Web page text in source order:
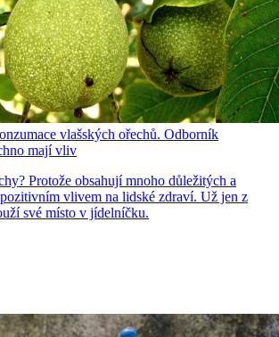
vlašských ořechů. Odborník
mají vliv
Protože obsahují mnoho důležitých a
vlivem na lidské zdraví. Už jen z
své místo v jídelníčku.